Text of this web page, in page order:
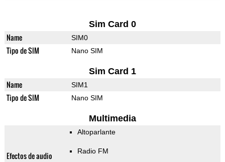
Sim Card 0
Name SIM0
Tipo de SIM Nano SIM
Sim Card 1
Name SIM1
Tipo de SIM Nano SIM
Multimedia
Efectos de audio
Altoparlante
Radio FM